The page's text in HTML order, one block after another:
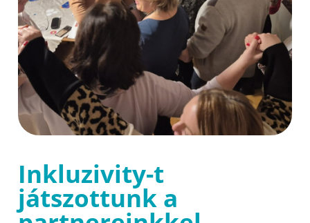
Inkluzivity-t
játszottunk a